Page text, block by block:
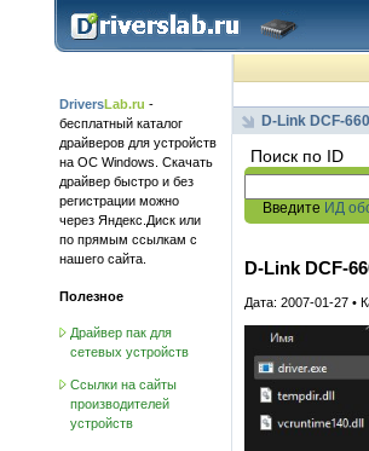
DriversLab.ru -
бесплатный каталог
драйверов для устройств
на ОС Windows. Скачать
драйвер быстро и без
регистрации можно
через Яндекс.Диск или
по прямым ссылкам с
нашего сайта.
Полезное
Драйвер пак для
сетевых устройств
Ссылки на сайты
производителей
устройств
D-Link DCF-
Поиск по ID
Введите ИД
D-Link DCF-
Дата: 2007-01-27 •